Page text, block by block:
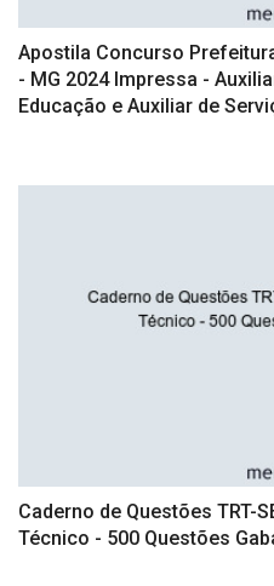
Apostila Concurso
- MG 2024 Impressa -
Educação e Auxiliar de
Caderno de Questões TRT-
Técnico - 500 Questões